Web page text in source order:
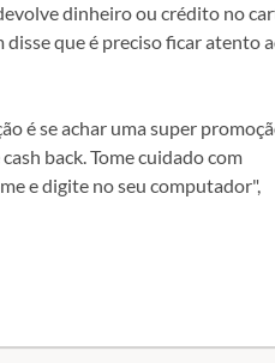
dinheiro ou crédito no
que é preciso ficar atento
é se achar uma super
back. Tome cuidado com
e digite no seu computador",